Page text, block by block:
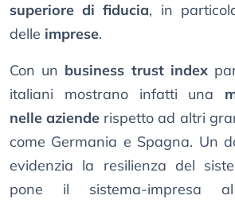
superiore di fiducia, in
delle imprese.
Con un business trust index
italiani mostrano infatti una
nelle aziende rispetto ad altri
come Germania e Spagna. Un
evidenzia la resilienza del
pone il sistema-impresa